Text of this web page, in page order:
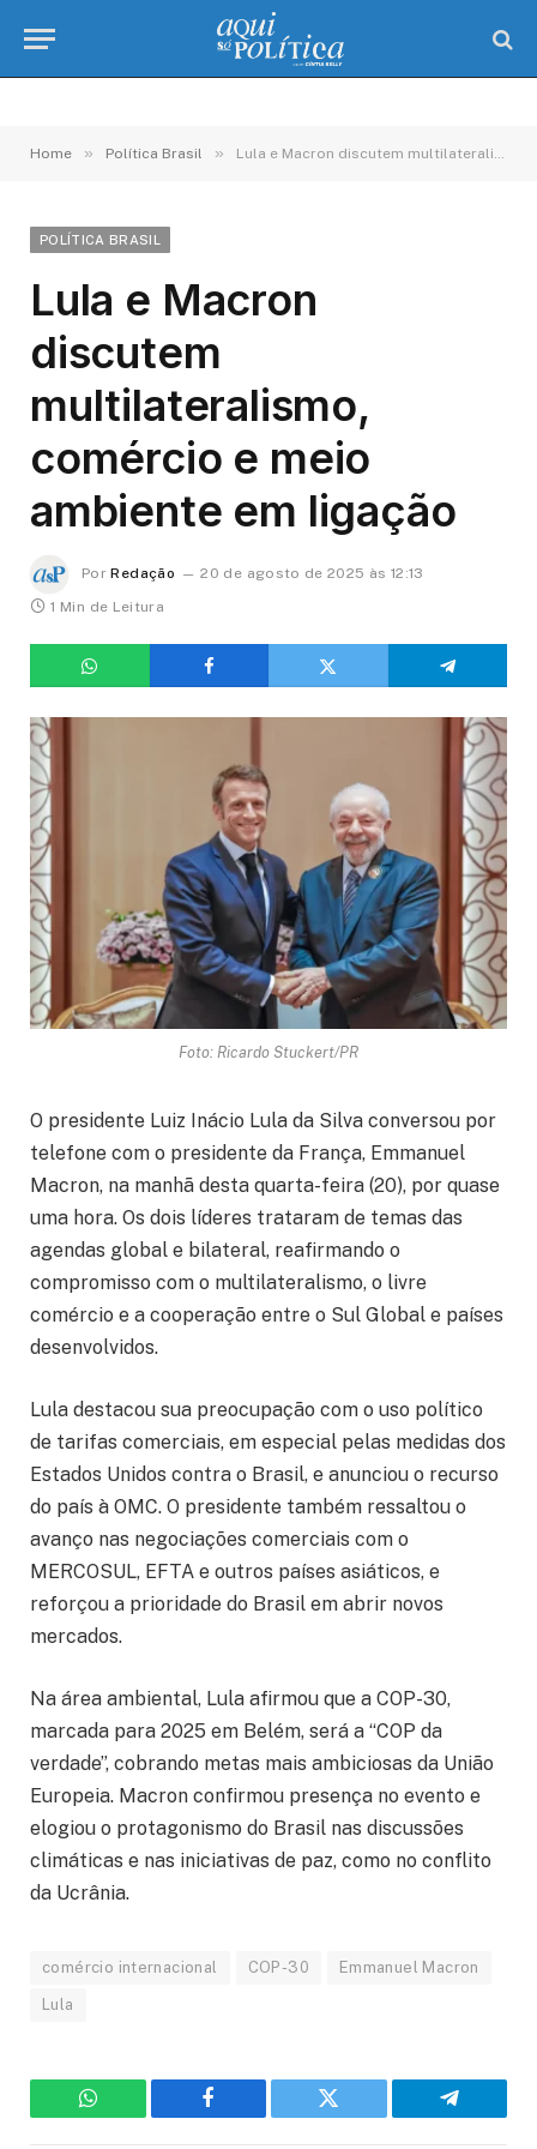
Home » Política Brasil » Lula e Macron discutem multilateralismo, comércio e meio ambiente em ligação
POLÍTICA BRASIL
Lula e Macron
discutem
multilateralismo,
comércio e meio
ambiente em ligação
Por Redação
20 de agosto de 2025 às 12:13
1 Min de Leitura
Foto: Ricardo Stuckert/PR
O presidente Luiz Inácio Lula da Silva conversou por
telefone com o presidente da França, Emmanuel
Macron, na manhã desta quarta-feira (20), por quase
uma hora. Os dois líderes trataram de temas das
agendas global e bilateral, reafirmando o
compromisso com o multilateralismo, o livre
comércio e a cooperação entre o Sul Global e países
desenvolvidos.
Lula destacou sua preocupação com o uso político
de tarifas comerciais, em especial pelas medidas dos
Estados Unidos contra o Brasil, e anunciou o recurso
do país à OMC. O presidente também ressaltou o
avanço nas negociações comerciais com o
MERCOSUL, EFTA e outros países asiáticos, e
reforçou a prioridade do Brasil em abrir novos
mercados.
Na área ambiental, Lula afirmou que a COP-30,
marcada para 2025 em Belém, será a “COP da
verdade”, cobrando metas mais ambiciosas da União
Europeia. Macron confirmou presença no evento e
elogiou o protagonismo do Brasil nas discussões
climáticas e nas iniciativas de paz, como no conflito
da Ucrânia.
comércio internacional COP-30 Emmanuel Macron
Lula
WhatsApp Facebook Twitter Telegram